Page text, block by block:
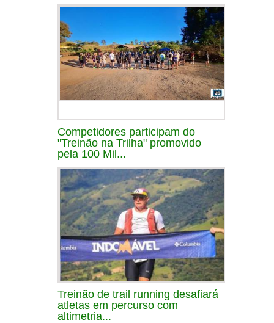
Competidores participam do
"Treinão na Trilha" promovido
pela 100 Mil...
Treinão de trail running desafiará
atletas em percurso com
altimetria...